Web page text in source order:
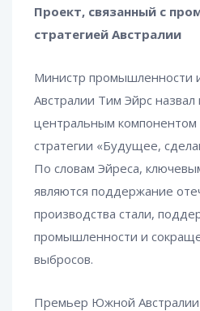
Проект, связанный с
стратегией Австралии
Министр промышленности
Австралии Тим Эйрс назвал
центральным компонентом
стратегии «Будущее,
По словам Эйреса,
являются поддержание
производства стали,
промышленности и
выбросов.
Премьер Южной